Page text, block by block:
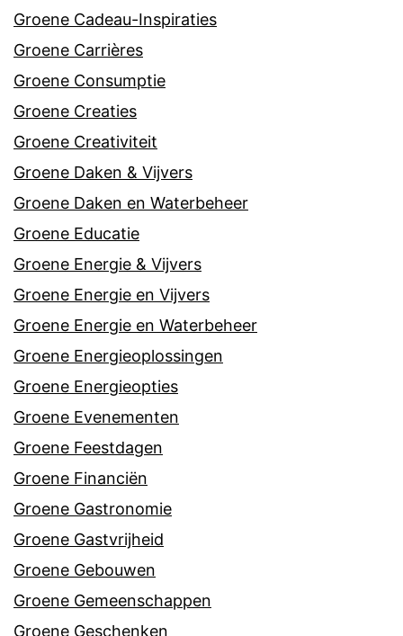
Groene Cadeau-Inspiraties
Groene Carrières
Groene Consumptie
Groene Creaties
Groene Creativiteit
Groene Daken & Vijvers
Groene Daken en Waterbeheer
Groene Educatie
Groene Energie & Vijvers
Groene Energie en Vijvers
Groene Energie en Waterbeheer
Groene Energieoplossingen
Groene Energieopties
Groene Evenementen
Groene Feestdagen
Groene Financiën
Groene Gastronomie
Groene Gastvrijheid
Groene Gebouwen
Groene Gemeenschappen
Groene Geschenken